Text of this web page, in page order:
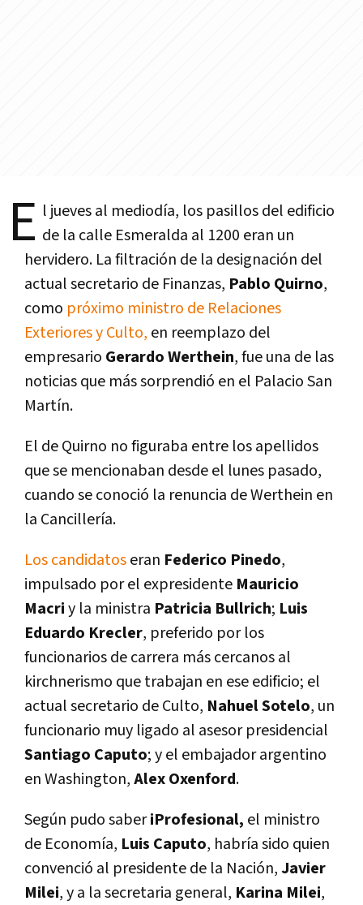
E l jueves al mediodía, los pasillos del edificio
de la calle Esmeralda al 1200 eran un
hervidero. La filtración de la designación del
actual secretario de Finanzas, Pablo Quirno,
como próximo ministro de Relaciones
Exteriores y Culto, en reemplazo del
empresario Gerardo Werthein, fue una de las
noticias que más sorprendió en el Palacio San
Martín.
El de Quirno no figuraba entre los apellidos
que se mencionaban desde el lunes pasado,
cuando se conoció la renuncia de Werthein en
la Cancillería.
Los candidatoseran Federico Pinedo,
impulsado por el expresidente Mauricio
Macriy la ministra Patricia Bullrich; Luis
Eduardo Krecler, preferido por los
funcionarios de carrera más cercanos al
kirchnerismo que trabajan en ese edificio; el
actual secretario de Culto, Nahuel Sotelo, un
funcionario muy ligado al asesor presidencial
Santiago Caputo; y el embajador argentino
en Washington,Alex Oxenford.
Según pudo saberiProfesional, el ministro
de Economía, Luis Caputo, habría sido quien
convenció al presidente de la Nación,Javier
Milei, y a la secretaria general, Karina Milei,